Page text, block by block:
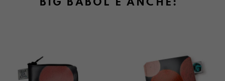
BIG BABOL È ANCHE: